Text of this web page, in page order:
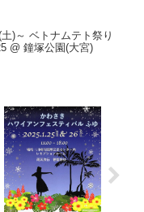
)～ ベトナムテト祭り
@ 鐘塚公園(大宮)